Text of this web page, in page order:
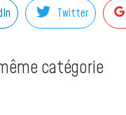
Twitter
catégorie